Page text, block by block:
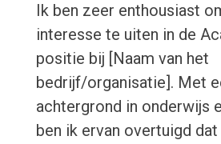
Ik ben zeer enthousiast
interesse te uiten in de
positie bij [Naam van het
bedrijf/organisatie]. Met
achtergrond in onderwijs
ben ik ervan overtuigd dat